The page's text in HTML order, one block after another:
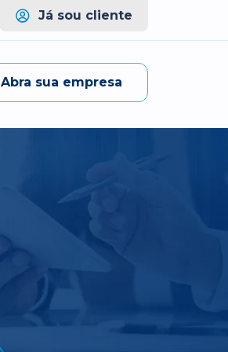
Já sou cliente
Abra sua empresa